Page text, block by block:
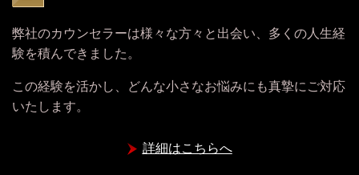
弊社のカウンセラーは様々な方々と出会い、多くの人生経
験を積んできました。
この経験を活かし、どんな小さなお悩みにも真摯にご対応
いたします。
詳細はこちらへ